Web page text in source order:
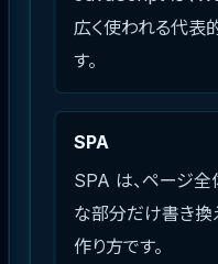
広く使われる代表
す。
SPA
SPA は、ページ全
な部分だけ書き換
作り方です。